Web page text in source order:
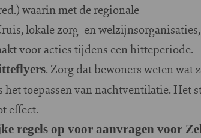
waarin met de regionale
lokale zorg- en
voor acties tijdens een hitteperiode.
. Zorg dat bewoners weten
het toepassen van nachtventilatie. Het
effect.
regels op voor aanvragen voor